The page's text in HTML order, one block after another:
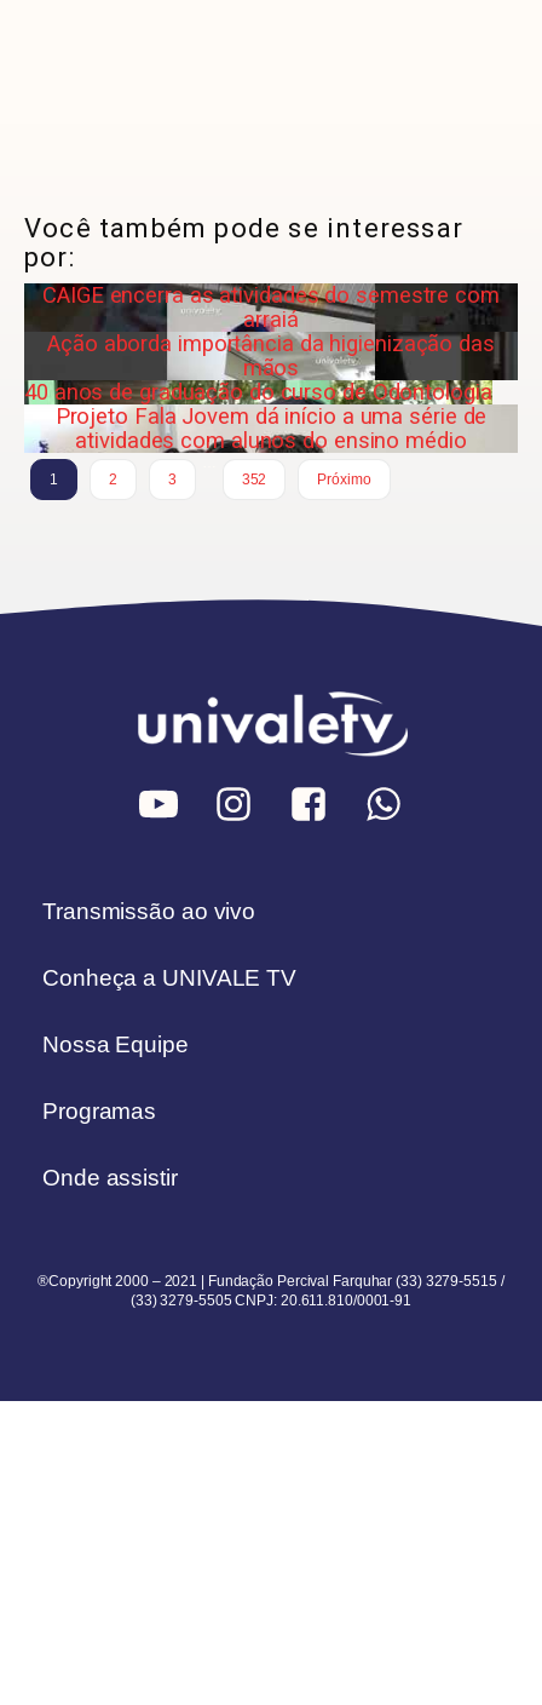
Você também pode se interessar
por:
CAIGE encerra as atividades do semestre com
arraiá
Ação aborda importância da higienização das
mãos
40 anos de graduação do curso de Odontologia
Projeto Fala Jovem dá início a uma série de
atividades com alunos do ensino médio
1 2 3
352
Próximo
Transmissão ao vivo
Conheça a UNIVALE TV
Nossa Equipe
Programas
Onde assistir
®Copyright 2000 – 2021 | Fundação Percival Farquhar (33) 3279-5515 /
(33) 3279-5505 CNPJ: 20.611.810/0001-91